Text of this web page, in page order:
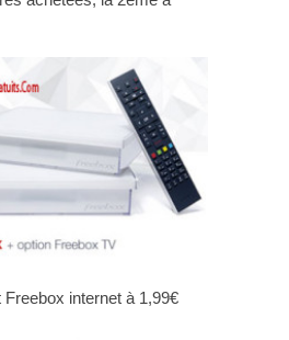
Freebox internet à 1,99€